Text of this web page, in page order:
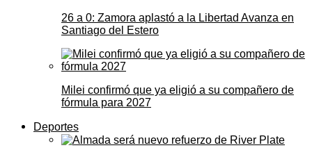
26 a 0: Zamora aplastó a la Libertad Avanza en
Santiago del Estero
Milei confirmó que ya eligió a su compañero de
fórmula para 2027
Deportes